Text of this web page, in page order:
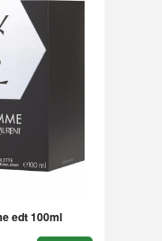
edt 100ml